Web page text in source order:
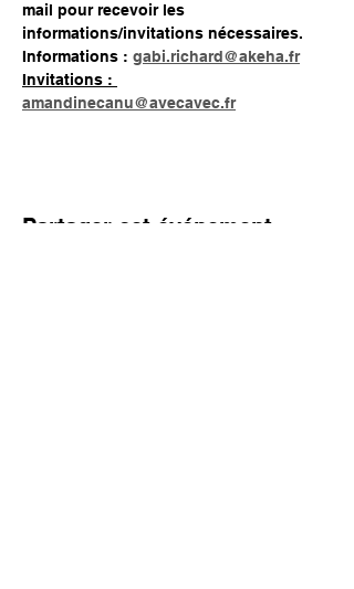
mail pour recevoir les
informations/invitations nécessaires.
Informations : gabi.richard@akeha.fr
Invitations :
amandinecanu@avecavec.fr
Partager cet événement